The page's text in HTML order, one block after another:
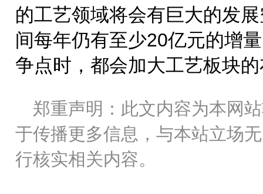
的工艺领域将会有巨大的发
间每年仍有至少20亿元的增
争点时，都会加大工艺板块
郑重声明：此文内容为本网
于传播更多信息，与本站立场
行核实相关内容。